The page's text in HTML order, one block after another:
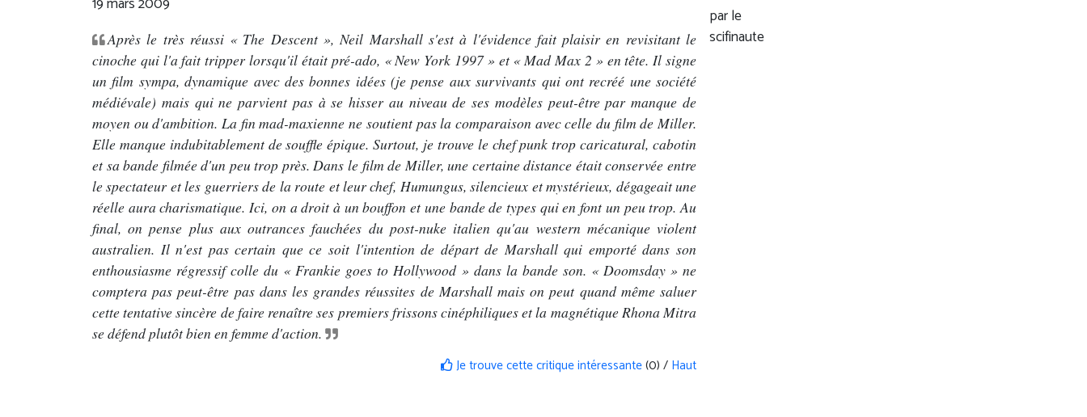
Après le très réussi « The Descent », Neil Marshall s'est à l'évidence fait plaisir en revisitant le
cinoche qui l'a fait tripper lorsqu'il était pré-ado, « New York 1997 » et « Mad Max 2 » en tête. Il signe
un film sympa, dynamique avec des bonnes idées (je pense aux survivants qui ont recréé une société
médiévale) mais qui ne parvient pas à se hisser au niveau de ses modèles peut-être par manque de
moyen ou d'ambition. La fin mad-maxienne ne soutient pas la comparaison avec celle du film de Miller.
Elle manque indubitablement de souffle épique. Surtout, je trouve le chef punk trop caricatural, cabotin
et sa bande filmée d'un peu trop près. Dans le film de Miller, une certaine distance était conservée entre
le spectateur et les guerriers de la route et leur chef, Humungus, silencieux et mystérieux, dégageait une
réelle aura charismatique. Ici, on a droit à un bouffon et une bande de types qui en font un peu trop. Au
final, on pense plus aux outrances fauchées du post-nuke italien qu'au western mécanique violent
australien. Il n'est pas certain que ce soit l'intention de départ de Marshall qui emporté dans son
enthousiasme régressif colle du « Frankie goes to Hollywood » dans la bande son. « Doomsday » ne
comptera pas peut-être pas dans les grandes réussites de Marshall mais on peut quand même saluer
cette tentative sincère de faire renaître ses premiers frissons cinéphiliques et la magnétique Rhona Mitra
se défend plutôt bien en femme d'action.
Je trouve cette critique intéressante(0) / Haut